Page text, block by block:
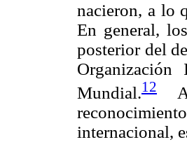
nacieron, a lo
En general,
posterior del
Mundial.12
internacional,